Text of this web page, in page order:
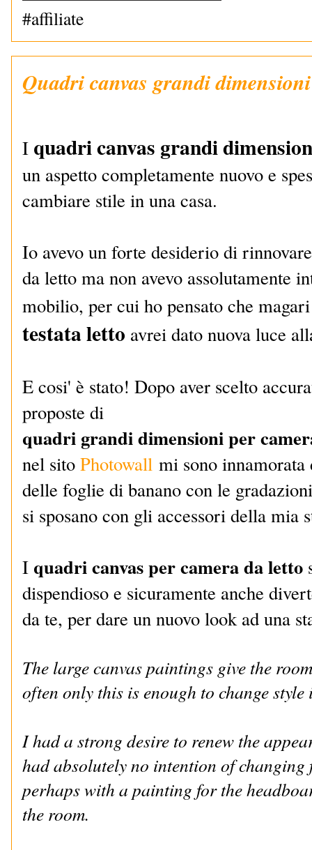
#affiliate
Quadri canvas grandi dimensioni
I quadri canvas grandi
un aspetto completamente nuovo e
cambiare stile in una casa.
Io avevo un forte desiderio di
da letto ma non avevo assolutamente
mobilio, per cui ho pensato che
testata letto avrei dato nuova luce
E cosi' è stato! Dopo aver scelto
proposte di
quadri grandi dimensioni per
nel sito Photowall mi sono
delle foglie di banano con le
si sposano con gli accessori della mia
I quadri canvas per camera da letto
dispendioso e sicuramente anche
da te, per dare un nuovo look ad una
The large canvas paintings give the
often only this is enough to change style
I had a strong desire to renew the
had absolutely no intention of
perhaps with a painting for the
the room.